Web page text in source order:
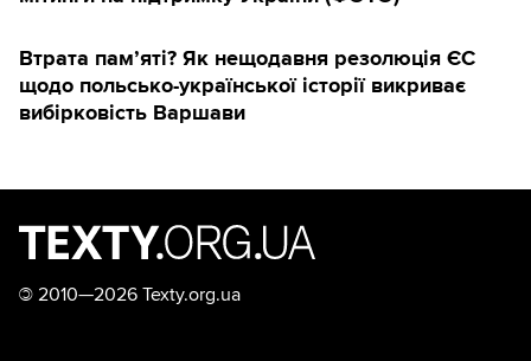
Втрата пам’яті? Як нещодавня резолюція ЄС
щодо польсько-української історії викриває
вибірковість Варшави
© 2010—2026 Texty.org.ua